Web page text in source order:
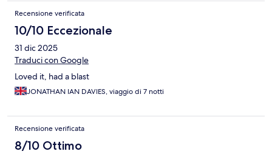
Recensione verificata
10/10 Eccezionale
31 dic 2025
Traduci con Google
Loved it, had a blast
JONATHAN IAN DAVIES, viaggio di 7 notti
Recensione verificata
8/10 Ottimo